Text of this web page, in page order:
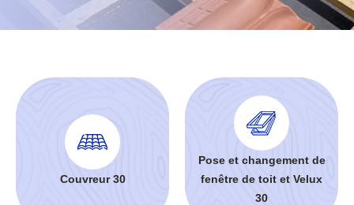
Couvreur 30
Pose et changement de
fenêtre de toit et Velux
30